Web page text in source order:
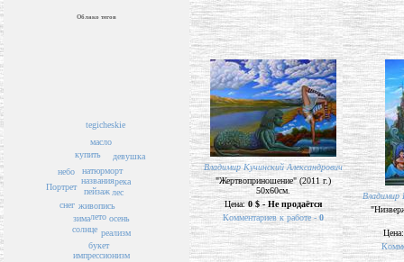
Облако тегов
пейзаж
названия
живопись
лето
натюрморт
купить
солнце
лес
зима осень
букет
масло
река
снег
tegicheskie
реализм
небо
импрессионизм
Портрет
девушка
Владимир Кучинский Александрович
"Жертвоприношение" (2011 г.)
50х60см.
Цена: 0 $ - Не продаётся
Комментариев к работе -0
Владимир